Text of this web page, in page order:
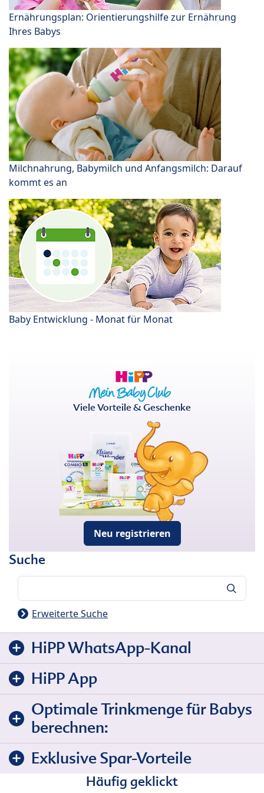
Ernährungsplan: Orientierungshilfe zur Ernährung
Ihres Babys
Milchnahrung, Babymilch und Anfangsmilch: Darauf
kommt es an
Baby Entwicklung - Monat für Monat
Viele Vorteile & Geschenke
Neu registrieren
Suche
Erweiterte Suche
HiPP WhatsApp-Kanal
HiPP App
Optimale Trinkmenge für Babys
berechnen:
Exklusive Spar-Vorteile
Häufig geklickt